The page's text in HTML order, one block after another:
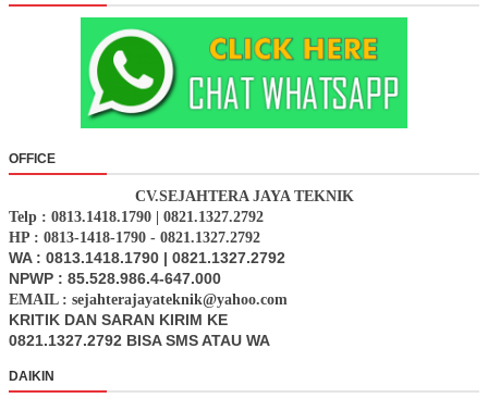
OFFICE
CV.SEJAHTERA JAYA TEKNIK
Telp : 0813.1418.1790 | 0821.1327.2792
HP : 0813-1418-1790 - 0821.1327.2792
WA : 0813.1418.1790 | 0821.1327.2792
NPWP : 85.528.986.4-647.000
EMAIL : sejahterajayateknik@yahoo.com
KRITIK DAN SARAN KIRIM KE
0821.1327.2792 BISA SMS ATAU WA
DAIKIN